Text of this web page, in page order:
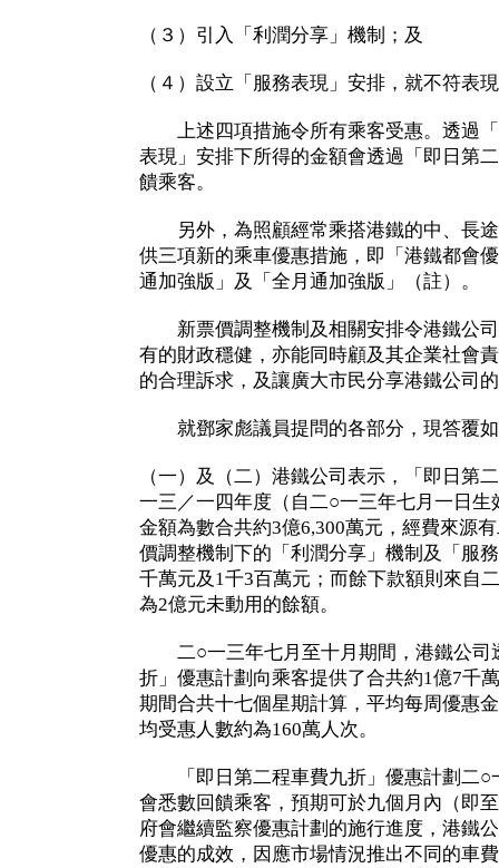
（３）引入「利潤分享」機制；及
（４）設立「服務表現」安排，就不符表
上述四項措施令所有乘客受惠。透過「
表現」安排下所得的金額會透過「即日第
饋乘客。
另外，為照顧經常乘搭港鐵的中、長途
供三項新的乘車優惠措施，即「港鐵都會
通加強版」及「全月通加強版」（註）。
新票價調整機制及相關安排令港鐵公司
有的財政穩健，亦能同時顧及其企業社會
的合理訴求，及讓廣大市民分享港鐵公司
就鄧家彪議員提問的各部分，現答覆
（一）及（二）港鐵公司表示，「即日第
一三／一四年度（自二○一三年七月一日
金額為數合共約3億6,300萬元，經費來源
價調整機制下的「利潤分享」機制及「服
千萬元及1千3百萬元；而餘下款額則來自
為2億元未動用的餘額。
二○一三年七月至十月期間，港鐵公司
折」優惠計劃向乘客提供了合共約1億7千
期間合共十七個星期計算，平均每周優惠
均受惠人數約為160萬人次。
「即日第二程車費九折」優惠計劃二○
會悉數回饋乘客，預期可於九個月內（即
府會繼續監察優惠計劃的施行進度，港鐵
優惠的成效，因應市場情況推出不同的車